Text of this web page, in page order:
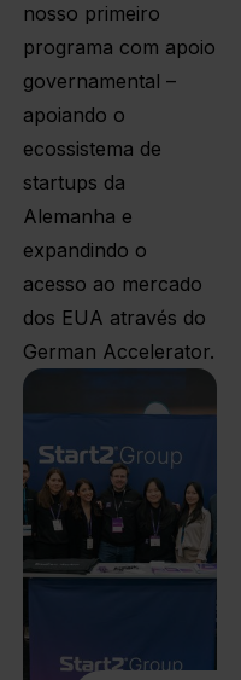
nosso primeiro
programa com apoio
governamental –
apoiando o
ecossistema de
startups da
Alemanha e
expandindo o
acesso ao mercado
dos EUA através do
German Accelerator.